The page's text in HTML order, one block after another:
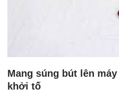
Mang súng bút lên
khởi tố